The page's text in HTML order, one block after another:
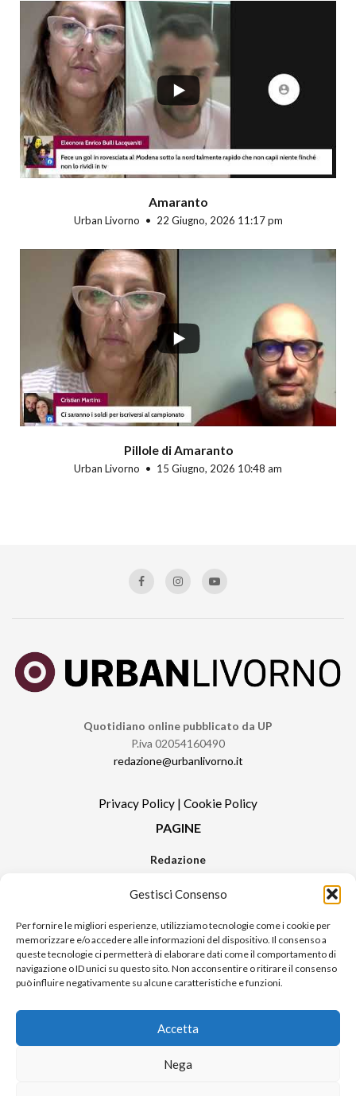
Gestisci Consenso
Per fornire le migliori esperienze, utilizziamo tecnologie come i cookie per
memorizzare e/o accedere alle informazioni del dispositivo. Il consenso a
queste tecnologie ci permetterà di elaborare dati come il comportamento di
navigazione o ID unici su questo sito. Non acconsentire o ritirare il consenso
può influire negativamente su alcune caratteristiche e funzioni.
Accetta
Nega
Amaranto
Urban Livorno 22 Giugno, 2026 11:17 pm
Pillole di Amaranto
Urban Livorno 15 Giugno, 2026 10:48 am
Quotidiano online pubblicato da UP
P.iva 02054160490
redazione@urbanlivorno.it
Privacy Policy | Cookie Policy
PAGINE
Redazione
Pubblicità
Sitemap
RUBRICHE
Notizie in Primo Piano
Urban Video
Livorno FAQs